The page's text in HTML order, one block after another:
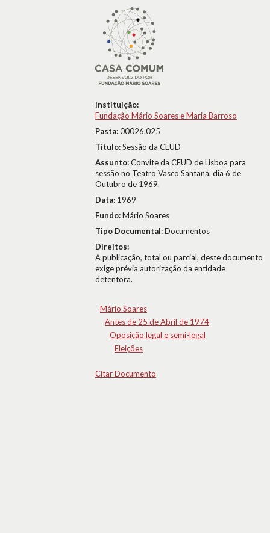
Instituição:
Fundação Mário Soares e Maria Barroso
Pasta:00026.025
Título:Sessão da CEUD
Assunto:Convite da CEUD de Lisboa para
sessão no Teatro Vasco Santana, dia 6 de
Outubro de 1969.
Data: 1969
Fundo:Mário Soares
Tipo Documental:Documentos
Direitos:
A publicação, total ou parcial, deste documento
exige prévia autorização da entidade
detentora.
Mário Soares
Antes de 25 de Abril de 1974
Oposição legal e semi-legal
Eleições
Citar Documento